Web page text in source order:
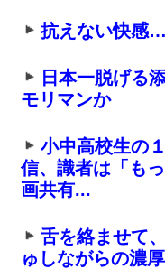
抗えない快感
日本一脱げる
モリマンか
小中高校生の
信、識者は「も
画共有...
舌を絡ませて
ゅしながらの濃